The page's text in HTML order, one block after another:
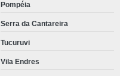
Pompéia
Serra da Cantareira
Tucuruvi
Vila Endres